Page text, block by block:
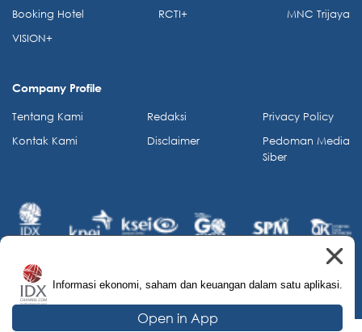
Informasi ekonomi, saham dan keuangan dalam satu aplikasi.
Open in App
Booking Hotel
VISION+
RCTI+
MNC Trijaya
Company Profile
Tentang Kami
Kontak Kami
Redaksi
Disclaimer
Privacy Policy
Pedoman Media
Siber
© 2026 IDX Channel. All Rights Reserved.